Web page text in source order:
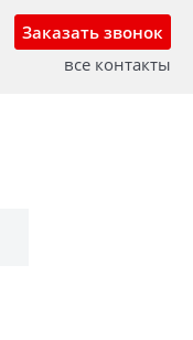
Заказать звонок
все контакты